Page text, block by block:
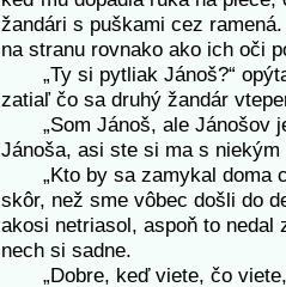
žandári s puškami cez
na stranu rovnako ako ich oči
„Ty si pytliak Jánoš?“
zatiaľ čo sa druhý žandár
„Som Jánoš, ale Jánošov
Jánoša, asi ste si ma s niekým
„Kto by sa zamykal doma
skôr, než sme vôbec došli do
akosi netriasol, aspoň to nedal
nech si sadne.
„Dobre, keď viete, čo viete,